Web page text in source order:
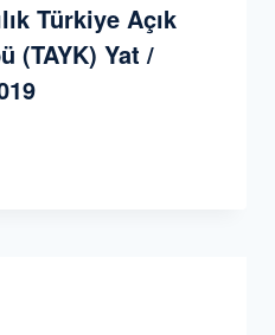
Türkiye Açık
(TAYK) Yat /